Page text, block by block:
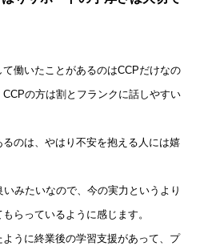
働いたことがあるのはCCPだけなの
の方は割とフランクに話しやすい
のは、やはり不安を抱える人には嬉
みたいなので、今の実力というより
らっているように感じます。
うに終業後の学習支援があって、プ